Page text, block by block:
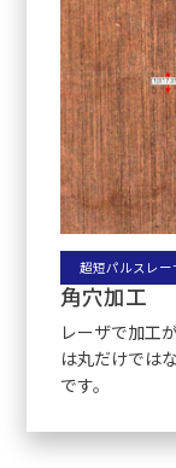
超短パルスレー
角穴加工
レーザで加工
は丸だけでは
です。